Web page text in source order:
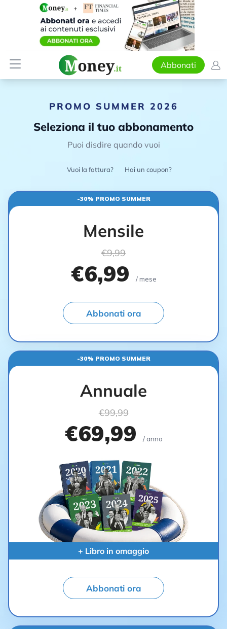
Abbonati
PROMO SUMMER 2026
Seleziona il tuo abbonamento
Puoi disdire quando vuoi
Vuoi la fattura? Hai un coupon?
-30% PROMO SUMMER
Mensile
€9,99
€6,99 / mese
Abbonati ora
-30% PROMO SUMMER
Annuale
€99,99
€69,99 / anno
+ Libro in omaggio
Abbonati ora